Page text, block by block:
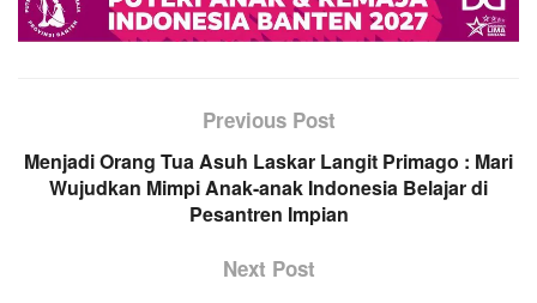
Previous Post
Menjadi Orang Tua Asuh Laskar Langit Primago : Mari
Wujudkan Mimpi Anak-anak Indonesia Belajar di
Pesantren Impian
Next Post